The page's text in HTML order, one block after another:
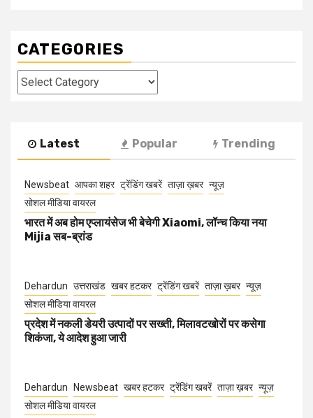
CATEGORIES
Categories
Latest Popular Trending
Newsbeat आपका शहर ट्रेंडिंग खबरें ताज़ा ख़बर न्यूज़
सोशल मीडिया वायरल
भारत में अब होम एप्लायंसेज भी बेचेगी Xiaomi, लॉन्च किया नया
Mijia सब-ब्रांड
Dehardun उत्तराखंड खबर हटकर ट्रेंडिंग खबरें ताज़ा ख़बर न्यूज़
सोशल मीडिया वायरल
प्रदेश में नकली डेयरी उत्पादों पर सख्ती, मिलावटखोरों पर कसेगा
शिकंजा, ये आदेश हुआ जारी
Dehardun Newsbeat खबर हटकर ट्रेंडिंग खबरें ताज़ा ख़बर न्यूज़
सोशल मीडिया वायरल